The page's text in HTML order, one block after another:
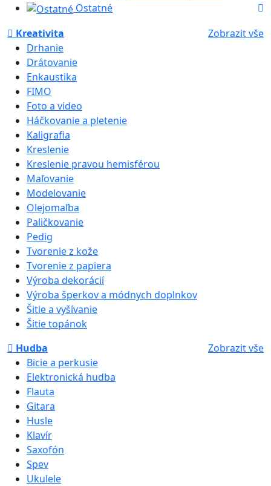
Ostatné
Kreativita
Zobrazit vše
Drhanie
Drátovanie
Enkaustika
FIMO
Foto a video
Háčkovanie a pletenie
Kaligrafia
Kreslenie
Kreslenie pravou hemisférou
Maľovanie
Modelovanie
Olejomaľba
Paličkovanie
Pedig
Tvorenie z kože
Tvorenie z papiera
Výroba dekorácií
Výroba šperkov a módnych doplnkov
Šitie a vyšívanie
Šitie topánok
Hudba
Zobrazit vše
Bicie a perkusie
Elektronická hudba
Flauta
Gitara
Husle
Klavír
Saxofón
Spev
Ukulele